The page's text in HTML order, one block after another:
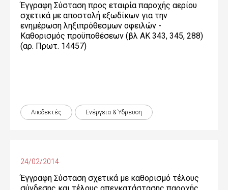
Έγγραφη Σύσταση προς εταιρία παροχής αερίου
σχετικά με αποστολή εξωδίκων για την
ενημέρωση ληξιπρόθεσμων οφειλών -
Καθορισμός προϋποθέσεων (βλ ΑΚ 343, 345, 288)
(αρ. Πρωτ. 14457)
Αποδεκτές Ενέργεια & Ύδρευση
24/02/2014
Έγγραφη Σύσταση σχετικά με καθορισμό τέλους